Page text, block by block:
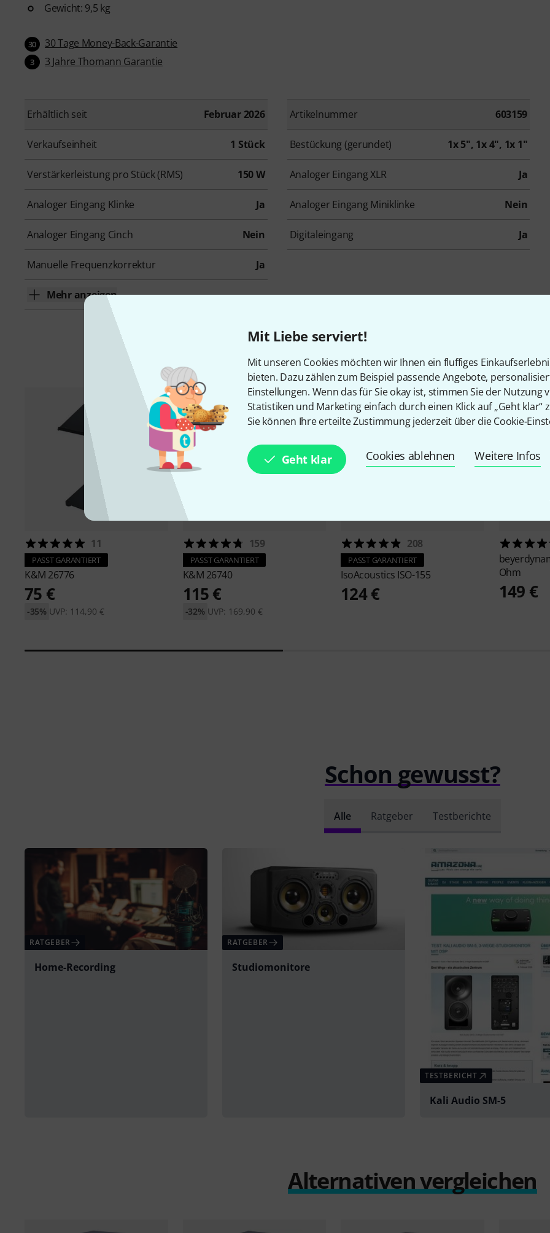
Mit Liebe serviert!
Mit unseren Cookies möchten wir Ihnen ein fluffiges
bieten. Dazu zählen zum Beispiel passende Angebote,
Einstellungen. Wenn das für Sie okay ist, stimmen Sie der Nutzung
Statistiken und Marketing einfach durch einen Klick auf „Geht klar“
Sie können Ihre erteilte Zustimmung jederzeit über die Cookie-
Geht klar Cookies ablehnen Weitere Infos
Gewicht: 9,5 kg
30 30 Tage Money-Back-Garantie
3 3 Jahre Thomann Garantie
Erhältlich seit Februar 2026 Artikelnummer 603159
Verkaufseinheit 1 Stück Bestückung (gerundet) 1x 5", 1x 4", 1x 1"
Verstärkerleistung pro Stück (RMS) 150 W Analoger Eingang XLR Ja
Analoger Eingang Klinke Ja Analoger Eingang Miniklinke Nein
Analoger Eingang Cinch Nein Digitaleingang Ja
Manuelle Frequenzkorrektur Ja
Mehr anzeigen
Zubehör & passende Artikel
11
PASST GARANTIERT
K&M 26776
75 €
UVP: 114,90 €
-35%
159
PASST GARANTIERT
K&M 26740
115 €
UVP: 169,90 €
-32%
208
PASST GARANTIERT
IsoAcoustics ISO-155
124 €
Ohm
149 €
Schon gewusst?
Alle Ratgeber Testberichte
RATGEBER
Home-Recording
RATGEBER
Studiomonitore
TESTBERICHT
Kali Audio SM-5
Alternativen vergleichen